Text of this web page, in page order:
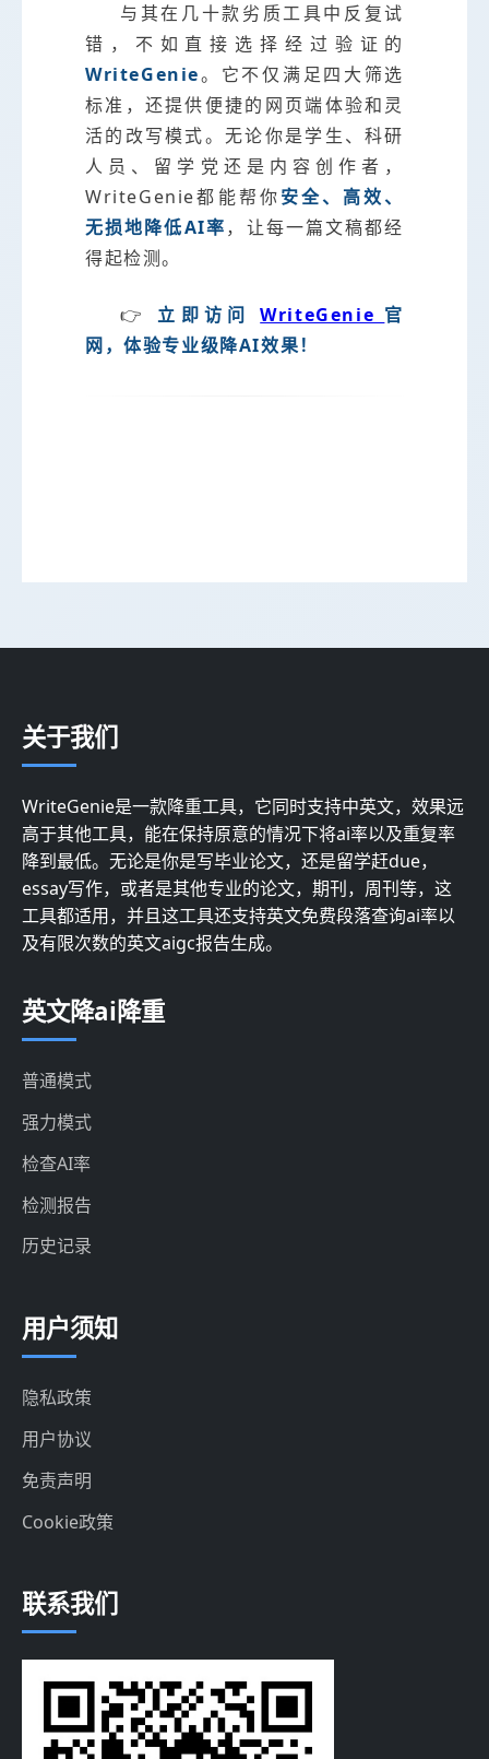
与其在几十款劣质工具中反复试
错，不如直接选择经过验证的
WriteGenie。它不仅满足四大筛选
标准，还提供便捷的网页端体验和灵
活的改写模式。无论你是学生、科研
人员、留学党还是内容创作者，
WriteGenie都能帮你安全、高效、
无损地降低AI率，让每一篇文稿都经
得起检测。
👉立即访问WriteGenie 官
网，体验专业级降AI效果！
关于我们
WriteGenie是一款降重工具，它同时支持中英文，效果远
高于其他工具，能在保持原意的情况下将ai率以及重复率
降到最低。无论是你是写毕业论文，还是留学赶due，
essay写作，或者是其他专业的论文，期刊，周刊等，这
工具都适用，并且这工具还支持英文免费段落查询ai率以
及有限次数的英文aigc报告生成。
英文降ai降重
普通模式
强力模式
检查AI率
检测报告
历史记录
用户须知
隐私政策
用户协议
免责声明
Cookie政策
联系我们